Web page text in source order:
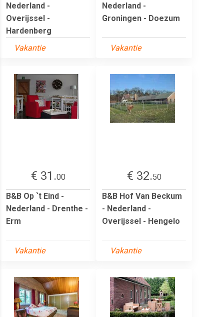
Nederland -
Overijssel -
Hardenberg
Vakantie
Nederland -
Groningen - Doezum
Vakantie
€ 31.00
B&B Op `t Eind -
Nederland - Drenthe -
Erm
Vakantie
€ 32.50
B&B Hof Van Beckum
- Nederland -
Overijssel - Hengelo
Vakantie